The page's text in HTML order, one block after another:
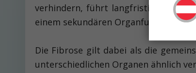
verhindern, führt langfristig die
einem sekundären
Die Fibrose gilt dabei als die
unterschiedlichen Organen ähnlich